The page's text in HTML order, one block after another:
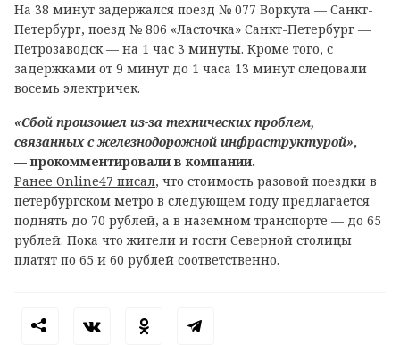
На 38 минут задержался поезд № 077 Воркута — Санкт-
Петербург, поезд № 806 «Ласточка» Санкт-Петербург —
Петрозаводск — на 1 час 3 минуты. Кроме того, с
задержками от 9 минут до 1 часа 13 минут следовали
восемь электричек.
«Сбой произошел из-за технических проблем,
связанных с железнодорожной инфраструктурой»,
— прокомментировали в компании.
Ранее Online47 писал, что стоимость разовой поездки в
петербургском метро в следующем году предлагается
поднять до 70 рублей, а в наземном транспорте — до 65
рублей. Пока что жители и гости Северной столицы
платят по 65 и 60 рублей соответственно.